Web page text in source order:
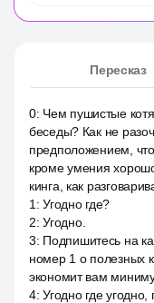
Пересказ
0: Чем пушистые
беседы? Как не
предположением,
кроме умения
кинга, как
1 :Угодно где?
2:Угодно.
3: Подпишитесь на
номер 1 о полезных
экономит вам
4:Угодно где